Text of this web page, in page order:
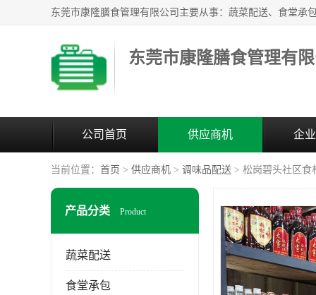
东莞市康隆膳食管理有
公司首页 供应商机 企
当前位置： 首页 > 供应商机 > 调味品配送 > 松岗碧头社区食
产品分类 Product
蔬菜配送
食堂承包